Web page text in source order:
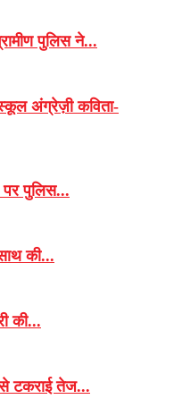
पुलिस ने...
अंग्रेज़ी कविता-
पुलिस...
की...
की...
टकराई तेज...